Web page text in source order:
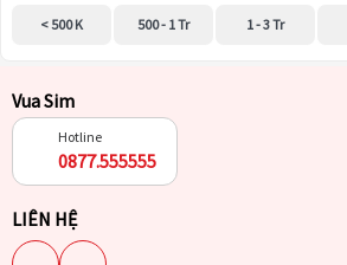
< 500 K 500 - 1 Tr 1 - 3 Tr
Vua Sim
Hotline
0877.555555
LIÊN HỆ